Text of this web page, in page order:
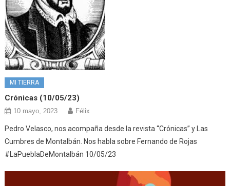
MI TIERRA
Crónicas (10/05/23)
10 mayo, 2023 Félix
Pedro Velasco, nos acompaña desde la revista “Crónicas” y Las
Cumbres de Montalbán. Nos habla sobre Fernando de Rojas
#LaPueblaDeMontalbán 10/05/23